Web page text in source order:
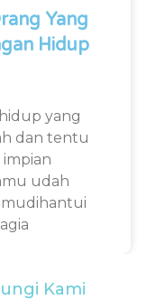
Yang
Hidup
yang
dan tentu
impian
udah
Kami